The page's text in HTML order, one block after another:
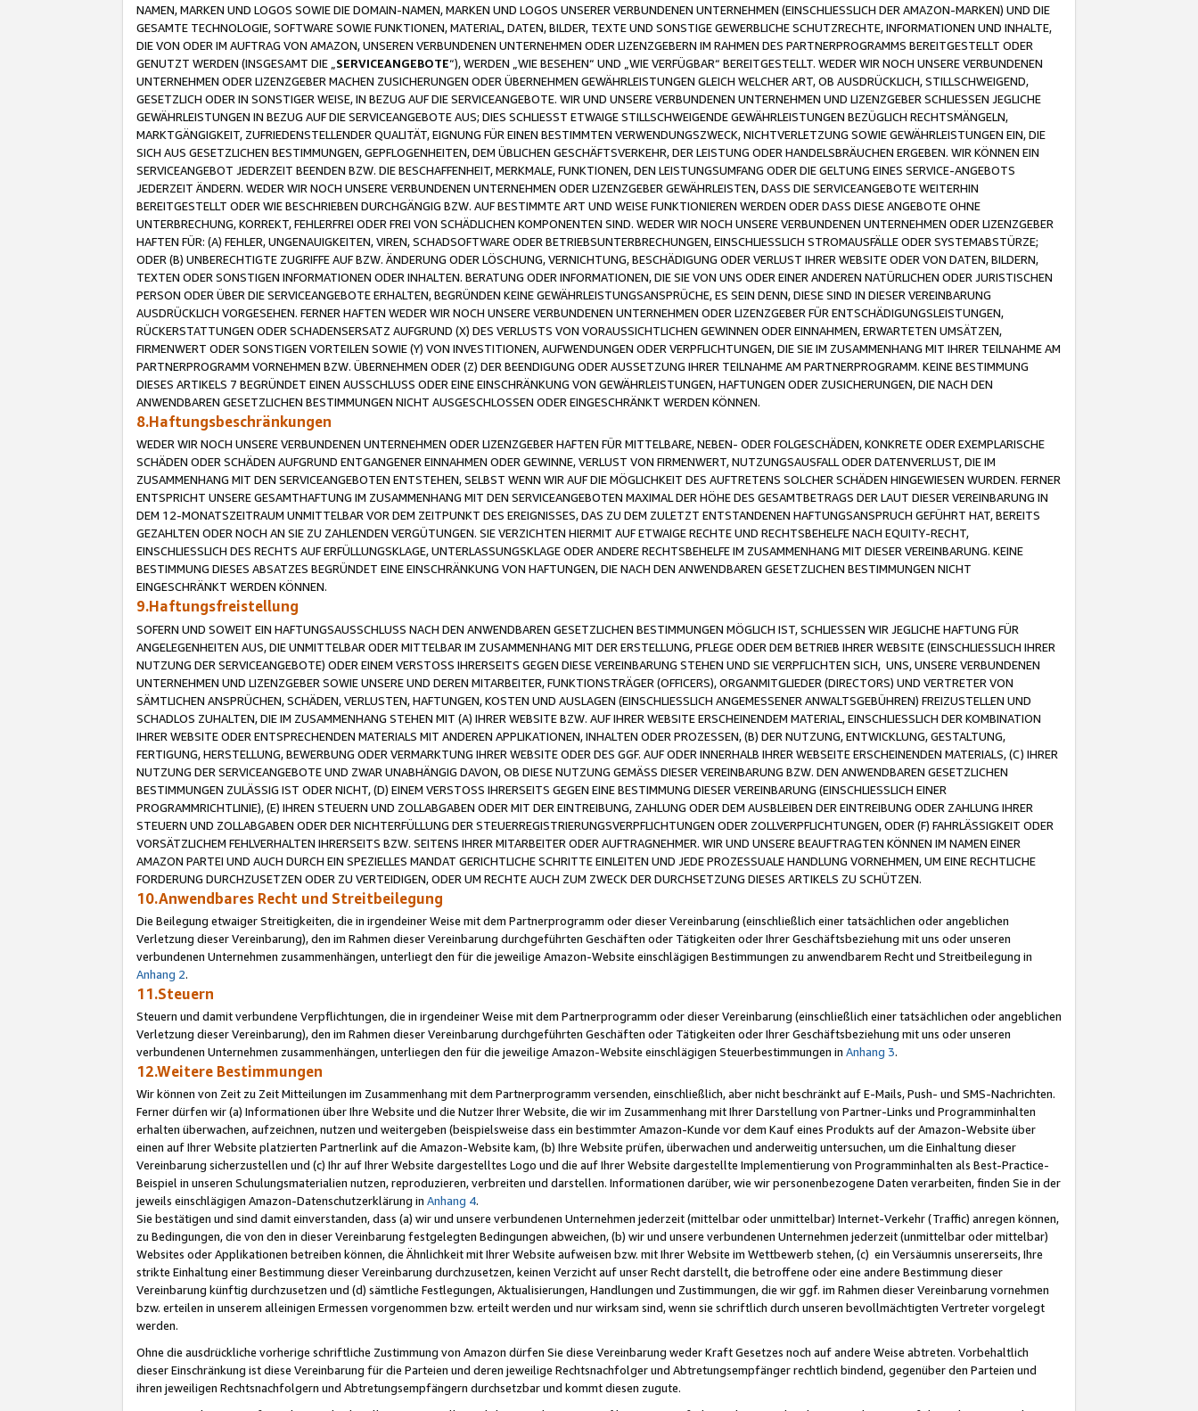
NAMEN, MARKEN UND LOGOS SOWIE DIE DOMAIN-NAMEN, MARKEN UND LOGOS UNSERER VERBUNDENEN UNTERNEHMEN (EINSCHLIESSLICH DER AMAZON-MARKEN) UND DIE
GESAMTE TECHNOLOGIE, SOFTWARE SOWIE FUNKTIONEN, MATERIAL, DATEN, BILDER, TEXTE UND SONSTIGE GEWERBLICHE SCHUTZRECHTE, INFORMATIONEN UND INHALTE,
DIE VON ODER IM AUFTRAG VON AMAZON, UNSEREN VERBUNDENEN UNTERNEHMEN ODER LIZENZGEBERN IM RAHMEN DES PARTNERPROGRAMMS BEREITGESTELLT ODER
GENUTZT WERDEN (INSGESAMT DIE „ SERVICEANGEBOTE“), WERDEN „WIE BESEHEN“ UND „WIE VERFÜGBAR“ BEREITGESTELLT. WEDER WIR NOCH UNSERE VERBUNDENEN
UNTERNEHMEN ODER LIZENZGEBER MACHEN ZUSICHERUNGEN ODER ÜBERNEHMEN GEWÄHRLEISTUNGEN GLEICH WELCHER ART, OB AUSDRÜCKLICH, STILLSCHWEIGEND,
GESETZLICH ODER IN SONSTIGER WEISE, IN BEZUG AUF DIE SERVICEANGEBOTE. WIR UND UNSERE VERBUNDENEN UNTERNEHMEN UND LIZENZGEBER SCHLIESSEN JEGLICHE
GEWÄHRLEISTUNGEN IN BEZUG AUF DIE SERVICEANGEBOTE AUS; DIES SCHLIESST ETWAIGE STILLSCHWEIGENDE GEWÄHRLEISTUNGEN BEZÜGLICH RECHTSMÄNGELN,
MARKTGÄNGIGKEIT, ZUFRIEDENSTELLENDER QUALITÄT, EIGNUNG FÜR EINEN BESTIMMTEN VERWENDUNGSZWECK, NICHTVERLETZUNG SOWIE GEWÄHRLEISTUNGEN EIN, DIE
SICH AUS GESETZLICHEN BESTIMMUNGEN, GEPFLOGENHEITEN, DEM ÜBLICHEN GESCHÄFTSVERKEHR, DER LEISTUNG ODER HANDELSBRÄUCHEN ERGEBEN. WIR KÖNNEN EIN
SERVICEANGEBOT JEDERZEIT BEENDEN BZW. DIE BESCHAFFENHEIT, MERKMALE, FUNKTIONEN, DEN LEISTUNGSUMFANG ODER DIE GELTUNG EINES SERVICE-ANGEBOTS
JEDERZEIT ÄNDERN. WEDER WIR NOCH UNSERE VERBUNDENEN UNTERNEHMEN ODER LIZENZGEBER GEWÄHRLEISTEN, DASS DIE SERVICEANGEBOTE WEITERHIN
BEREITGESTELLT ODER WIE BESCHRIEBEN DURCHGÄNGIG BZW. AUF BESTIMMTE ART UND WEISE FUNKTIONIEREN WERDEN ODER DASS DIESE ANGEBOTE OHNE
UNTERBRECHUNG, KORREKT, FEHLERFREI ODER FREI VON SCHÄDLICHEN KOMPONENTEN SIND. WEDER WIR NOCH UNSERE VERBUNDENEN UNTERNEHMEN ODER LIZENZGEBER
HAFTEN FÜR: (A) FEHLER, UNGENAUIGKEITEN, VIREN, SCHADSOFTWARE ODER BETRIEBSUNTERBRECHUNGEN, EINSCHLIESSLICH STROMAUSFÄLLE ODER SYSTEMABSTÜRZE;
ODER (B) UNBERECHTIGTE ZUGRIFFE AUF BZW. ÄNDERUNG ODER LÖSCHUNG, VERNICHTUNG, BESCHÄDIGUNG ODER VERLUST IHRER WEBSITE ODER VON DATEN, BILDERN,
TEXTEN ODER SONSTIGEN INFORMATIONEN ODER INHALTEN. BERATUNG ODER INFORMATIONEN, DIE SIE VON UNS ODER EINER ANDEREN NATÜRLICHEN ODER JURISTISCHEN
PERSON ODER ÜBER DIE SERVICEANGEBOTE ERHALTEN, BEGRÜNDEN KEINE GEWÄHRLEISTUNGSANSPRÜCHE, ES SEIN DENN, DIESE SIND IN DIESER VEREINBARUNG
AUSDRÜCKLICH VORGESEHEN. FERNER HAFTEN WEDER WIR NOCH UNSERE VERBUNDENEN UNTERNEHMEN ODER LIZENZGEBER FÜR ENTSCHÄDIGUNGSLEISTUNGEN,
RÜCKERSTATTUNGEN ODER SCHADENSERSATZ AUFGRUND (X) DES VERLUSTS VON VORAUSSICHTLICHEN GEWINNEN ODER EINNAHMEN, ERWARTETEN UMSÄTZEN,
FIRMENWERT ODER SONSTIGEN VORTEILEN SOWIE (Y) VON INVESTITIONEN, AUFWENDUNGEN ODER VERPFLICHTUNGEN, DIE SIE IM ZUSAMMENHANG MIT IHRER TEILNAHME AM
PARTNERPROGRAMM VORNEHMEN BZW. ÜBERNEHMEN ODER (Z) DER BEENDIGUNG ODER AUSSETZUNG IHRER TEILNAHME AM PARTNERPROGRAMM. KEINE BESTIMMUNG
DIESES ARTIKELS 7 BEGRÜNDET EINEN AUSSCHLUSS ODER EINE EINSCHRÄNKUNG VON GEWÄHRLEISTUNGEN, HAFTUNGEN ODER ZUSICHERUNGEN, DIE NACH DEN
ANWENDBAREN GESETZLICHEN BESTIMMUNGEN NICHT AUSGESCHLOSSEN ODER EINGESCHRÄNKT WERDEN KÖNNEN.
8.Haftungsbeschränkungen
WEDER WIR NOCH UNSERE VERBUNDENEN UNTERNEHMEN ODER LIZENZGEBER HAFTEN FÜR MITTELBARE, NEBEN- ODER FOLGESCHÄDEN, KONKRETE ODER EXEMPLARISCHE
SCHÄDEN ODER SCHÄDEN AUFGRUND ENTGANGENER EINNAHMEN ODER GEWINNE, VERLUST VON FIRMENWERT, NUTZUNGSAUSFALL ODER DATENVERLUST, DIE IM
ZUSAMMENHANG MIT DEN SERVICEANGEBOTEN ENTSTEHEN, SELBST WENN WIR AUF DIE MÖGLICHKEIT DES AUFTRETENS SOLCHER SCHÄDEN HINGEWIESEN WURDEN. FERNER
ENTSPRICHT UNSERE GESAMTHAFTUNG IM ZUSAMMENHANG MIT DEN SERVICEANGEBOTEN MAXIMAL DER HÖHE DES GESAMTBETRAGS DER LAUT DIESER VEREINBARUNG IN
DEM 12-MONATSZEITRAUM UNMITTELBAR VOR DEM ZEITPUNKT DES EREIGNISSES, DAS ZU DEM ZULETZT ENTSTANDENEN HAFTUNGSANSPRUCH GEFÜHRT HAT, BEREITS
GEZAHLTEN ODER NOCH AN SIE ZU ZAHLENDEN VERGÜTUNGEN. SIE VERZICHTEN HIERMIT AUF ETWAIGE RECHTE UND RECHTSBEHELFE NACH EQUITY-RECHT,
EINSCHLIESSLICH DES RECHTS AUF ERFÜLLUNGSKLAGE, UNTERLASSUNGSKLAGE ODER ANDERE RECHTSBEHELFE IM ZUSAMMENHANG MIT DIESER VEREINBARUNG. KEINE
BESTIMMUNG DIESES ABSATZES BEGRÜNDET EINE EINSCHRÄNKUNG VON HAFTUNGEN, DIE NACH DEN ANWENDBAREN GESETZLICHEN BESTIMMUNGEN NICHT
EINGESCHRÄNKT WERDEN KÖNNEN.
9.Haftungsfreistellung
SOFERN UND SOWEIT EIN HAFTUNGSAUSSCHLUSS NACH DEN ANWENDBAREN GESETZLICHEN BESTIMMUNGEN MÖGLICH IST, SCHLIESSEN WIR JEGLICHE HAFTUNG FÜR
ANGELEGENHEITEN AUS, DIE UNMITTELBAR ODER MITTELBAR IM ZUSAMMENHANG MIT DER ERSTELLUNG, PFLEGE ODER DEM BETRIEB IHRER WEBSITE (EINSCHLIESSLICH IHRER
NUTZUNG DER SERVICEANGEBOTE) ODER EINEM VERSTOSS IHRERSEITS GEGEN DIESE VEREINBARUNG STEHEN UND SIE VERPFLICHTEN SICH, UNS, UNSERE VERBUNDENEN
UNTERNEHMEN UND LIZENZGEBER SOWIE UNSERE UND DEREN MITARBEITER, FUNKTIONSTRÄGER (OFFICERS), ORGANMITGLIEDER (DIRECTORS) UND VERTRETER VON
SÄMTLICHEN ANSPRÜCHEN, SCHÄDEN, VERLUSTEN, HAFTUNGEN, KOSTEN UND AUSLAGEN (EINSCHLIESSLICH ANGEMESSENER ANWALTSGEBÜHREN) FREIZUSTELLEN UND
SCHADLOS ZUHALTEN, DIE IM ZUSAMMENHANG STEHEN MIT (A) IHRER WEBSITE BZW. AUF IHRER WEBSITE ERSCHEINENDEM MATERIAL, EINSCHLIESSLICH DER KOMBINATION
IHRER WEBSITE ODER ENTSPRECHENDEN MATERIALS MIT ANDEREN APPLIKATIONEN, INHALTEN ODER PROZESSEN, (B) DER NUTZUNG, ENTWICKLUNG, GESTALTUNG,
FERTIGUNG, HERSTELLUNG, BEWERBUNG ODER VERMARKTUNG IHRER WEBSITE ODER DES GGF. AUF ODER INNERHALB IHRER WEBSEITE ERSCHEINENDEN MATERIALS, (C) IHRER
NUTZUNG DER SERVICEANGEBOTE UND ZWAR UNABHÄNGIG DAVON, OB DIESE NUTZUNG GEMÄSS DIESER VEREINBARUNG BZW. DEN ANWENDBAREN GESETZLICHEN
BESTIMMUNGEN ZULÄSSIG IST ODER NICHT, (D) EINEM VERSTOSS IHRERSEITS GEGEN EINE BESTIMMUNG DIESER VEREINBARUNG (EINSCHLIESSLICH EINER
PROGRAMMRICHTLINIE), (E) IHREN STEUERN UND ZOLLABGABEN ODER MIT DER EINTREIBUNG, ZAHLUNG ODER DEM AUSBLEIBEN DER EINTREIBUNG ODER ZAHLUNG IHRER
STEUERN UND ZOLLABGABEN ODER DER NICHTERFÜLLUNG DER STEUERREGISTRIERUNGSVERPFLICHTUNGEN ODER ZOLLVERPFLICHTUNGEN, ODER (F) FAHRLÄSSIGKEIT ODER
VORSÄTZLICHEM FEHLVERHALTEN IHRERSEITS BZW. SEITENS IHRER MITARBEITER ODER AUFTRAGNEHMER. WIR UND UNSERE BEAUFTRAGTEN KÖNNEN IM NAMEN EINER
AMAZON PARTEI UND AUCH DURCH EIN SPEZIELLES MANDAT GERICHTLICHE SCHRITTE EINLEITEN UND JEDE PROZESSUALE HANDLUNG VORNEHMEN, UM EINE RECHTLICHE
FORDERUNG DURCHZUSETZEN ODER ZU VERTEIDIGEN, ODER UM RECHTE AUCH ZUM ZWECK DER DURCHSETZUNG DIESES ARTIKELS ZU SCHÜTZEN.
10.Anwendbares Recht und Streitbeilegung
Die Beilegung etwaiger Streitigkeiten, die in irgendeiner Weise mit dem Partnerprogramm oder dieser Vereinbarung (einschließlich einer tatsächlichen oder angeblichen
Verletzung dieser Vereinbarung), den im Rahmen dieser Vereinbarung durchgeführten Geschäften oder Tätigkeiten oder Ihrer Geschäftsbeziehung mit uns oder unseren
verbundenen Unternehmen zusammenhängen, unterliegt den für die jeweilige Amazon-Website einschlägigen Bestimmungen zu anwendbarem Recht und Streitbeilegung in
Anhang 2.
11.Steuern
Steuern und damit verbundene Verpflichtungen, die in irgendeiner Weise mit dem Partnerprogramm oder dieser Vereinbarung (einschließlich einer tatsächlichen oder angeblichen
Verletzung dieser Vereinbarung), den im Rahmen dieser Vereinbarung durchgeführten Geschäften oder Tätigkeiten oder Ihrer Geschäftsbeziehung mit uns oder unseren
verbundenen Unternehmen zusammenhängen, unterliegen den für die jeweilige Amazon-Website einschlägigen Steuerbestimmungen in Anhang 3.
12.Weitere Bestimmungen
Wir können von Zeit zu Zeit Mitteilungen im Zusammenhang mit dem Partnerprogramm versenden, einschließlich, aber nicht beschränkt auf E-Mails, Push- und SMS-Nachrichten.
Ferner dürfen wir (a) Informationen über Ihre Website und die Nutzer Ihrer Website, die wir im Zusammenhang mit Ihrer Darstellung von Partner-Links und Programminhalten
erhalten überwachen, aufzeichnen, nutzen und weitergeben (beispielsweise dass ein bestimmter Amazon-Kunde vor dem Kauf eines Produkts auf der Amazon-Website über
einen auf Ihrer Website platzierten Partnerlink auf die Amazon-Website kam, (b) Ihre Website prüfen, überwachen und anderweitig untersuchen, um die Einhaltung dieser
Vereinbarung sicherzustellen und (c) Ihr auf Ihrer Website dargestelltes Logo und die auf Ihrer Website dargestellte Implementierung von Programminhalten als Best-Practice-
Beispiel in unseren Schulungsmaterialien nutzen, reproduzieren, verbreiten und darstellen. Informationen darüber, wie wir personenbezogene Daten verarbeiten, finden Sie in der
jeweils einschlägigen Amazon-Datenschutzerklärung in Anhang 4.
Sie bestätigen und sind damit einverstanden, dass (a) wir und unsere verbundenen Unternehmen jederzeit (mittelbar oder unmittelbar) Internet-Verkehr (Traffic) anregen können,
zu Bedingungen, die von den in dieser Vereinbarung festgelegten Bedingungen abweichen, (b) wir und unsere verbundenen Unternehmen jederzeit (unmittelbar oder mittelbar)
Websites oder Applikationen betreiben können, die Ähnlichkeit mit Ihrer Website aufweisen bzw. mit Ihrer Website im Wettbewerb stehen, (c) ein Versäumnis unsererseits, Ihre
strikte Einhaltung einer Bestimmung dieser Vereinbarung durchzusetzen, keinen Verzicht auf unser Recht darstellt, die betroffene oder eine andere Bestimmung dieser
Vereinbarung künftig durchzusetzen und (d) sämtliche Festlegungen, Aktualisierungen, Handlungen und Zustimmungen, die wir ggf. im Rahmen dieser Vereinbarung vornehmen
bzw. erteilen in unserem alleinigen Ermessen vorgenommen bzw. erteilt werden und nur wirksam sind, wenn sie schriftlich durch unseren bevollmächtigten Vertreter vorgelegt
werden.
Ohne die ausdrückliche vorherige schriftliche Zustimmung von Amazon dürfen Sie diese Vereinbarung weder Kraft Gesetzes noch auf andere Weise abtreten. Vorbehaltlich
dieser Einschränkung ist diese Vereinbarung für die Parteien und deren jeweilige Rechtsnachfolger und Abtretungsempfänger rechtlich bindend, gegenüber den Parteien und
ihren jeweiligen Rechtsnachfolgern und Abtretungsempfängern durchsetzbar und kommt diesen zugute.